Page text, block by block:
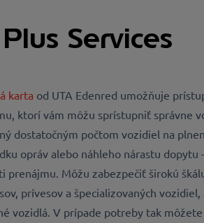
Services
karta od UTA Edenred umožňuje
ktorí vám môžu sprístupniť správne
dostatočným počtom vozidiel na
opráv alebo náhleho nárastu
prenájmu. Môžu zabezpečiť širokú
prívesov a špecializovaných
vozidlá. V prípade potreby tak